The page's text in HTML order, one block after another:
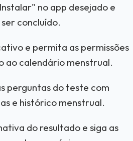
no app desejado e
concluído.
e permita as permissões
ao calendário menstrual.
perguntas do teste com
e histórico menstrual.
do resultado e siga as